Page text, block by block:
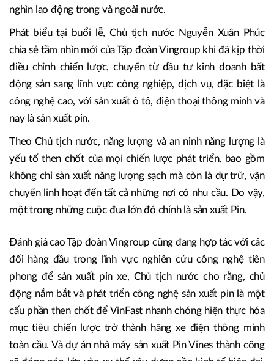
nghìn lao động trong và ngoài nước.
Phát biểu tại buổi lễ, Chủ tịch nước Nguyễn Xuân Phúc
chia sẻ tầm nhìn mới của Tập đoàn Vingroup khi đã kịp thời
điều chỉnh chiến lược, chuyển từ đầu tư kinh doanh bất
động sản sang lĩnh vực công nghiệp, dịch vụ, đặc biệt là
công nghệ cao, với sản xuất ô tô, điện thoại thông minh và
nay là sản xuất pin.
Theo Chủ tịch nước, năng lượng và an ninh năng lượng là
yếu tố then chốt của mọi chiến lược phát triển, bao gồm
không chỉ sản xuất năng lượng sạch mà còn là dự trữ, vận
chuyển linh hoạt đến tất cả những nơi có nhu cầu. Do vậy,
một trong những cuộc đua lớn đó chính là sản xuất Pin.
Đánh giá cao Tập đoàn Vingroup cũng đang hợp tác với các
đối hàng đầu trong lĩnh vực nghiên cứu công nghệ tiên
phong để sản xuất pin xe, Chủ tịch nước cho rằng, chủ
động nắm bắt và phát triển công nghệ sản xuất pin là một
cấu phần then chốt để VinFast nhanh chóng hiện thực hóa
mục tiêu chiến lược trở thành hãng xe điện thông minh
toàn cầu. Và dự án nhà máy sản xuất Pin Vines thành công